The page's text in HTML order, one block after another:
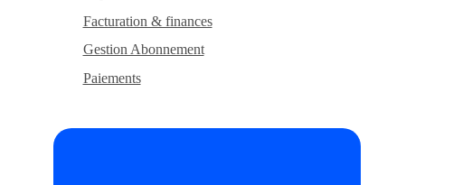
Facturation & finances
Gestion Abonnement
Paiements